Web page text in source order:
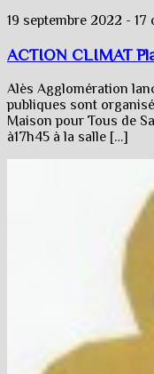
19 septembre 2022 - 17
ACTION CLIMAT
Alès Agglomération
publiques sont
Maison pour Tous de
à17h45 à la salle […]